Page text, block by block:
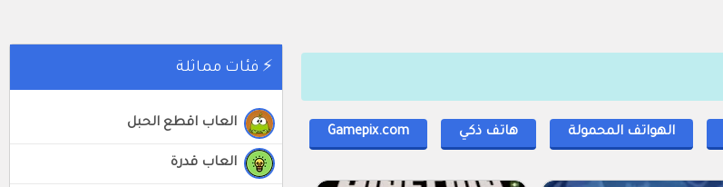
⚡ فئات مماثلة
العاب اقطع الحبل
العاب قدرة
الهواتف المحمولة هاتف ذكي Gamepix.com